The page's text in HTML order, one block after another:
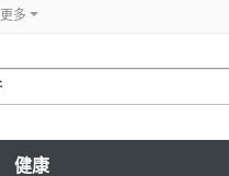
更多
健康